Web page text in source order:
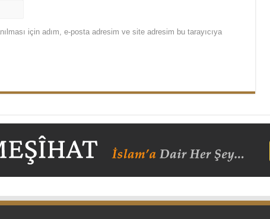
için adım, e-posta adresim ve site adresim bu tarayıcıya